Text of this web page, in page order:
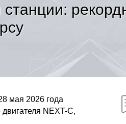
мая 2026 года
NEXT-C,